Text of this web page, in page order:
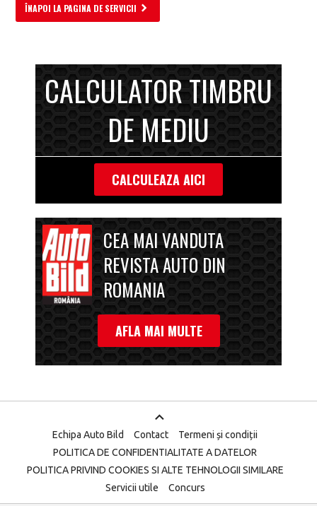
ÎNAPOI LA PAGINA DE SERVICII
CALCULATOR TIMBRU
DE MEDIU
CALCULEAZA AICI
CEA MAI VANDUTA
REVISTA AUTO DIN
ROMANIA
AFLA MAI MULTE
Echipa Auto Bild Contact
Termeni și condiții
POLITICA DE CONFIDENTIALITATE A DATELOR
POLITICA PRIVIND COOKIES SI ALTE TEHNOLOGII SIMILARE
Servicii utile
Concurs